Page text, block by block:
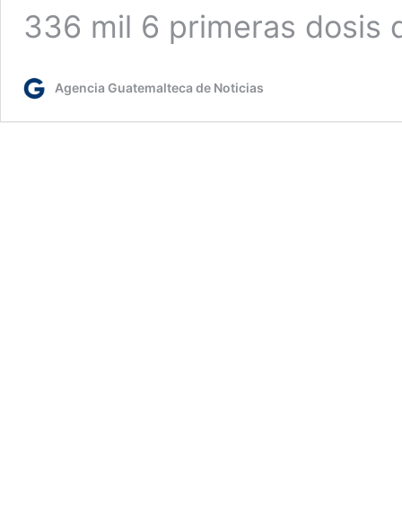
336 mil 6 primeras dosis
Agencia Guatemalteca de Noticias